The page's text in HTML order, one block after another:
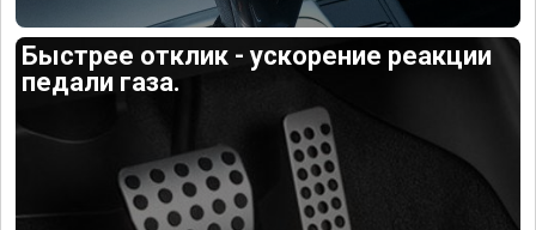
Быстрее отклик - ускорение реакции
педали газа.